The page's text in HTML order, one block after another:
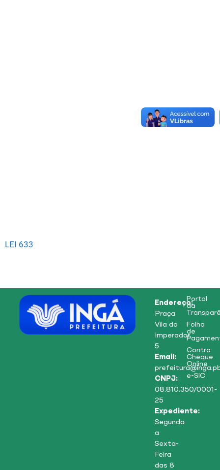
LEI 633
Endereço:
Praça
Vila do
Imperador,
5
Email:
CNPJ:
08.810.350/0001-
25
Expediente:
Segunda
a
Sexta-
Feira
das 8
Portal
da
Folha
de
Contra
Cheque
Online
e-SIC